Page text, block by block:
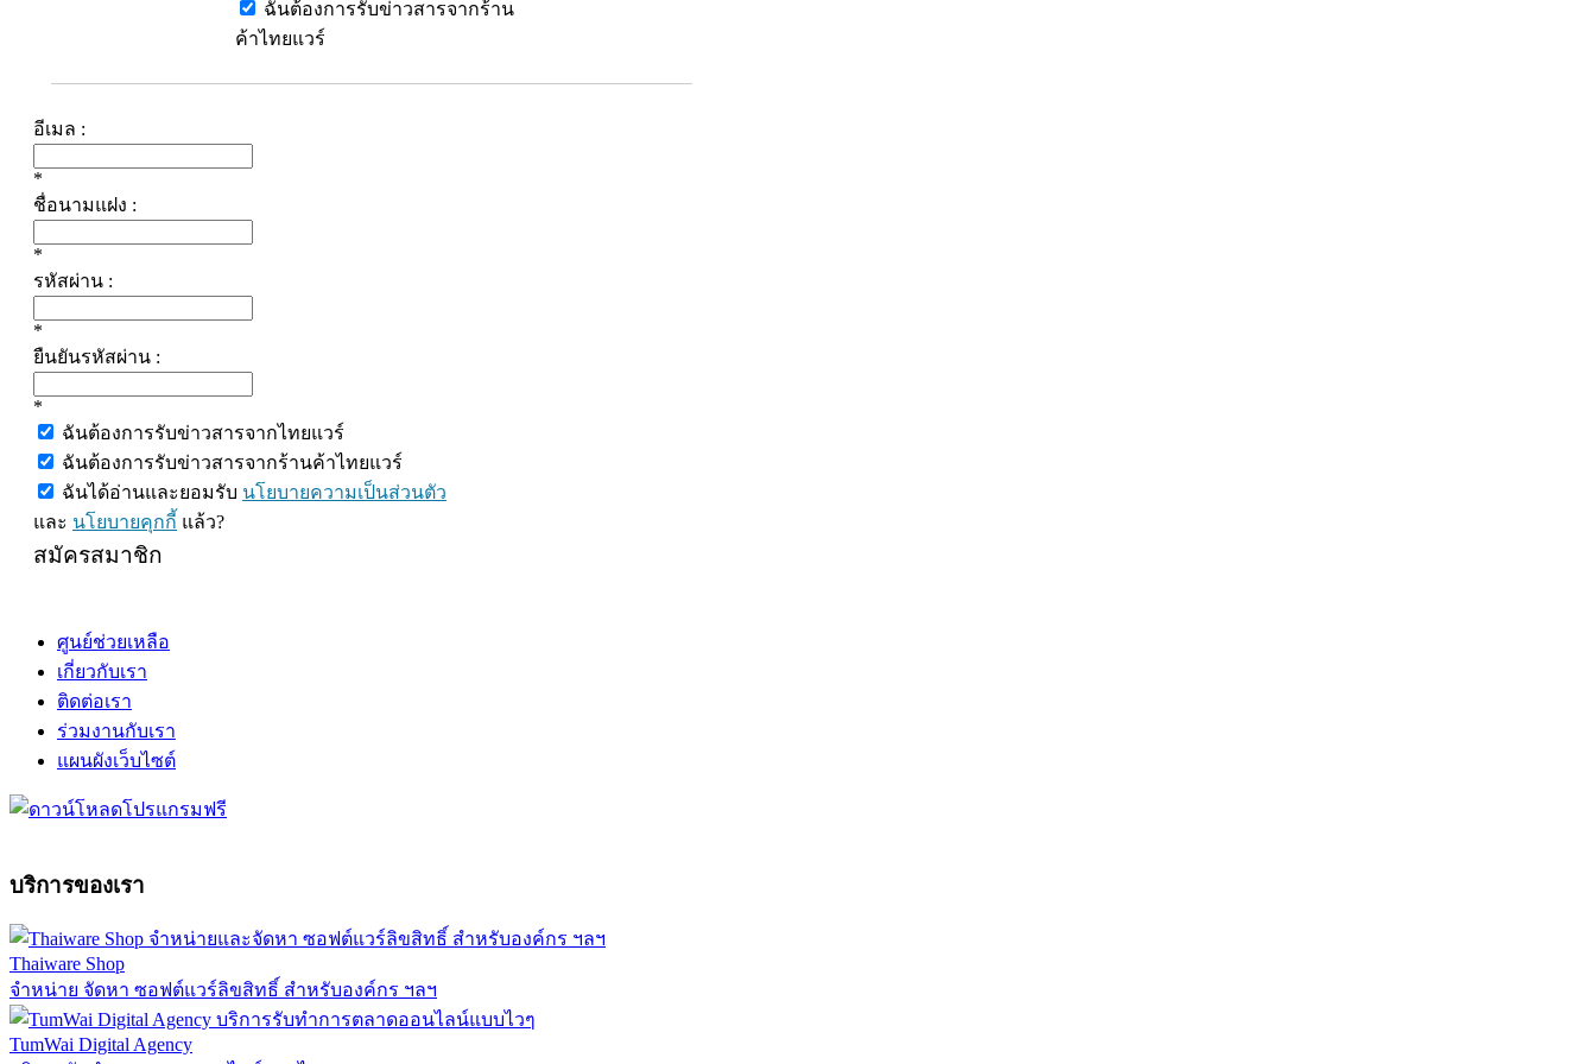
ฉันต้องการรับข่าวสารจากร้าน
ค้าไทยแวร์
อีเมล :
*
ชื่อนามแฝง :
*
รหัสผ่าน :
*
ยืนยันรหัสผ่าน :
*
ฉันต้องการรับข่าวสารจากไทยแวร์
ฉันต้องการรับข่าวสารจากร้านค้าไทยแวร์
ฉันได้อ่านและยอมรับ นโยบายความเป็นส่วนตัว
และ นโยบายคุกกี้ แล้ว?
สมัครสมาชิก
ศูนย์ช่วยเหลือ
เกี่ยวกับเรา
ติดต่อเรา
ร่วมงานกับเรา
แผนผังเว็บไซต์
บริการของเรา
Thaiware Shop
จำหน่าย จัดหา ซอฟต์แวร์ลิขสิทธิ์ สำหรับองค์กร ฯลฯ
TumWai Digital Agency